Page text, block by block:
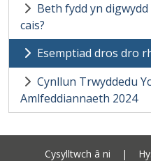
Beth fydd yn
cais?
Esemptiad dros dro
Cynllun Trwyddedu
Amlfeddiannaeth 2024
Cysylltwch â ni |